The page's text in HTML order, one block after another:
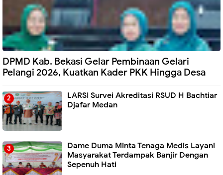
DPMD Kab. Bekasi Gelar Pembinaan Gelari
Pelangi 2026, Kuatkan Kader PKK Hingga Desa
LARSI Survei Akreditasi RSUD H Bachtiar
Djafar Medan
Dame Duma Minta Tenaga Medis Layani
Masyarakat Terdampak Banjir Dengan
Sepenuh Hati